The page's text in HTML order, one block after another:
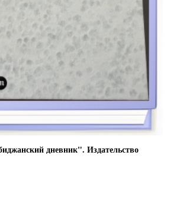
дневник". Издательство